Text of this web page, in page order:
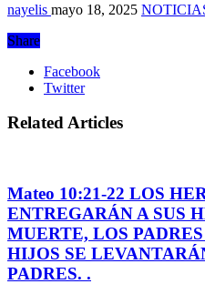
nayelis mayo 18, 2025
Share
Facebook
Twitter
Related Articles
Mateo 10:21-22 LOS
ENTREGARÁN A SUS
MUERTE, LOS
HIJOS SE
PADRES. .